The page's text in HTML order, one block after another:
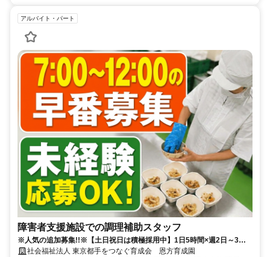
アルバイト・パート
障害者支援施設での調理補助スタッフ
※人気の追加募集!!※【土日祝日は積極採用中】1日5時間×週2日～3日
募集!!残業なし◎高時給1350円スタート♪未経験・ブランクOK!!障害者
社会福祉法人 東京都手をつなぐ育成会 恩方育成園